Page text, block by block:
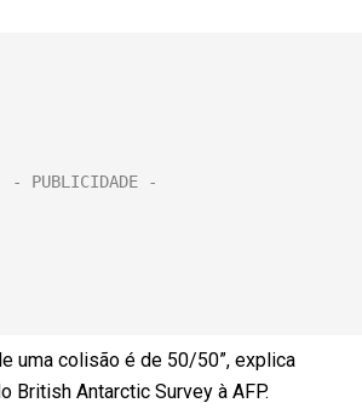
uma colisão é de 50/50”, explica
British Antarctic Survey à AFP.